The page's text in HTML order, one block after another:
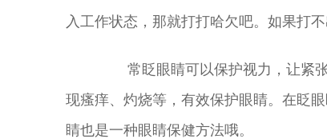
入工作状态，那就打打哈欠吧。如果打
常眨眼睛可以保护视力，让紧张
现瘙痒、灼烧等，有效保护眼睛。在眨
睛也是一种眼睛保健方法哦。